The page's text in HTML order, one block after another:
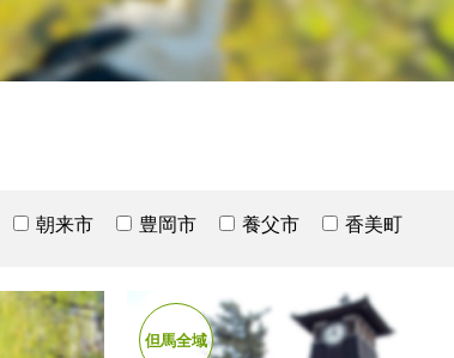
朝来市 豊岡市 養父市 香美町
但馬全域